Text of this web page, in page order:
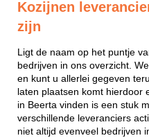
Kozijnen
zijn
Ligt de naam op het puntje
bedrijven in ons overzicht.
en kunt u allerlei gegeven
laten plaatsen komt hierdoor
in Beerta vinden is een stuk
verschillende leveranciers
niet altijd evenveel bedrijven